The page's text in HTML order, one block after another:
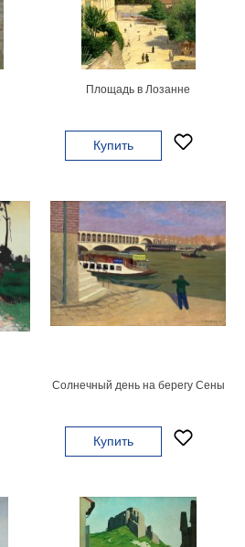
Площадь в Лозанне
Купить
Солнечный день на берегу Сены
Купить